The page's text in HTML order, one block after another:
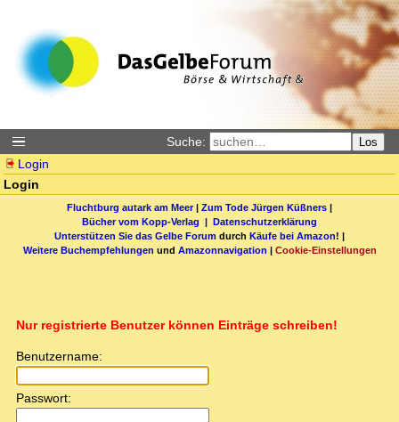
Suche: Los
Login
Login
Fluchtburg autark am Meer| Zum Tode Jürgen Küßners |
Bücher vom Kopp-Verlag | Datenschutzerklärung
Unterstützen Sie das Gelbe Forum durch Käufe bei Amazon! |
Weitere Buchempfehlungen und Amazonnavigation | Cookie-Einstellungen
Nur registrierte Benutzer können Einträge schreiben!
Benutzername:
Passwort: